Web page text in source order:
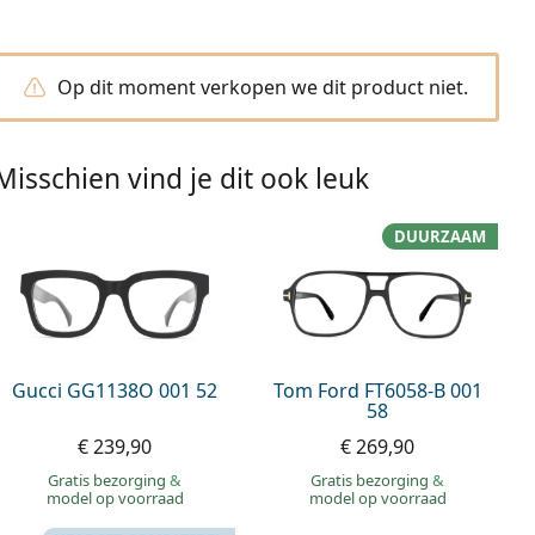
Op dit moment verkopen we dit product niet.
vind je dit ook leuk
Gucci GG1138O 001 52
€ 239,90
Gratis bezorging&
model op voorraad
Tom Ford FT6058-B 001
58
DUURZAAM
€ 269,90
Gratis bezorging&
model op voorraad